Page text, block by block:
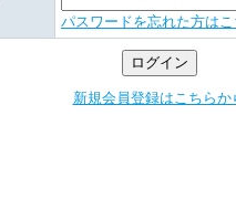
パスワードを忘れた方は
新規会員登録はこちらか